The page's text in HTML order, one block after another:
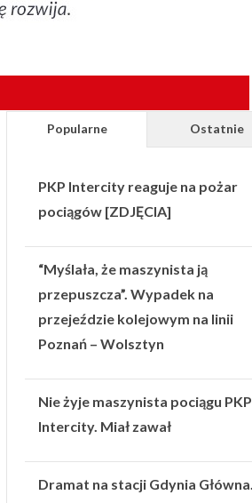
Popularne Ostatnie
PKP Intercity reaguje na pożar
pociągów [ZDJĘCIA]
“Myślała, że maszynista ją
przepuszcza”. Wypadek na
przejeździe kolejowym na linii
Poznań – Wolsztyn
Nie żyje maszynista pociągu PKP
Intercity. Miał zawał
Dramat na stacji Gdynia Główna.